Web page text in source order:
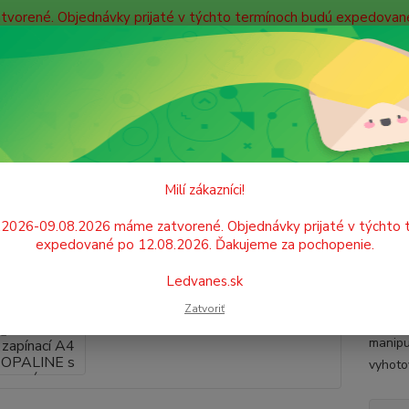
Objednávky prijaté v týchto termínoch budú
údajov Doprava
Hľadať +421
Po. -
IDENTIFIKÁCIA A ORGANIZÁCIA Obaly na dokumenty
zapínací A4 OPALINE s
Milí zákazníci!
09.08.2026 máme zatvorené. Objednávky prijaté v týchto
expedované po 12.08.2026. Ďakujeme za pochopenie.
Ledvanes.sk
Zatvoriť